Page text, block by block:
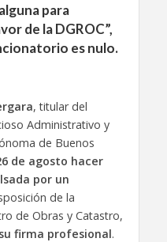
para
de la DGROC”,
es nulo.
, titular del
Administrativo y
de Buenos
de agosto hacer
por un
de la
de Obras y Catastro,
firma profesional.